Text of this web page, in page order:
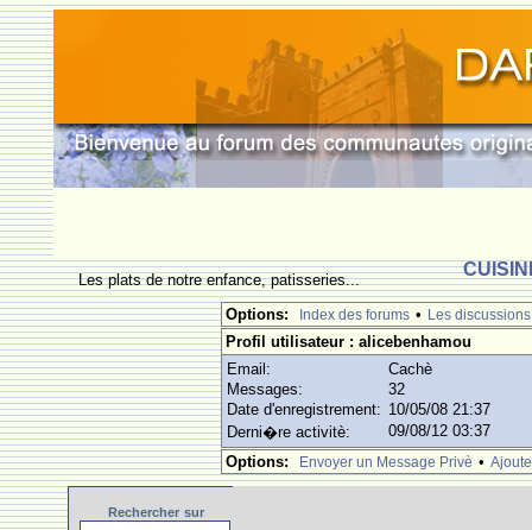
Les plats de notre enfance, patisseries...
Options:
Index des forums • Les discussions
Profil utilisateur : alicebenhamou
Email:
Cachè
Messages:
32
Date d'enregistrement: 10/05/08 21:37
Derni�re activitè:
09/08/12 03:37
Options:
Envoyer un Message Privè •
Rechercher sur